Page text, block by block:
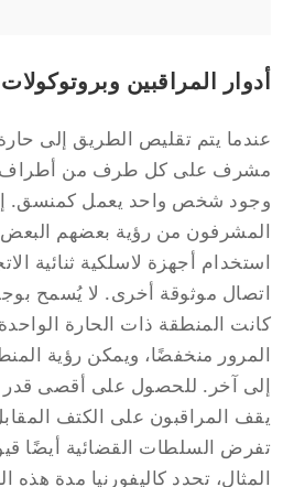
المراقبين وبروتوكولات
يتم تقليص الطريق إلى حارة
على كل طرف من أطراف
شخص واحد يعمل كمنسق. إذا
من رؤية بعضهم البعض،
أجهزة لاسلكية ثنائية
موثوقة أخرى. لا يُسمح بوجود
المنطقة ذات الحارة الواحدة
منخفضًا، ويمكن رؤية
آخر. للحصول على أقصى قدر من
المراقبون على الكتف المقابل
السلطات القضائية أيضًا قيودًا
تحدد كاليفورنيا مدة هذه